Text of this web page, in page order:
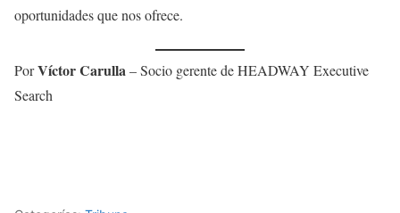
oportunidades que nos ofrece.
PorVíctor Carulla– Socio gerente de HEADWAY Executive
Search